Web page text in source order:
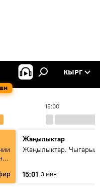
КЫРГ
15:00
Жаңылыктар
Жаңылыктар.
15:01 3 мин